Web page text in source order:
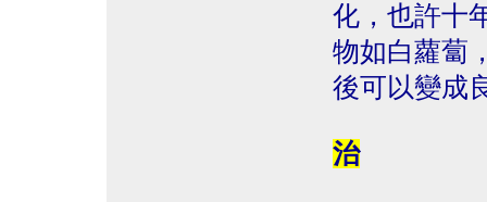
化，也許十
物如白蘿蔔
後可以變成
治